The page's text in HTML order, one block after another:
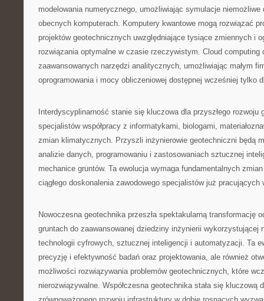
modelowania numerycznego, umożliwiając symulacje niemożliwe
obecnych komputerach. Komputery kwantowe mogą rozwiązać
projektów geotechnicznych uwzględniające tysiące zmiennych i
rozwiązania optymalne w czasie rzeczywistym. Cloud computing
zaawansowanych narzędzi analitycznych, umożliwiając małym
oprogramowania i mocy obliczeniowej dostępnej wcześniej tylko
Interdyscyplinarność stanie się kluczowa dla przyszłego rozwoju
specjalistów współpracy z informatykami, biologami,
zmian klimatycznych. Przyszli inżynierowie geotechniczni będą
analizie danych, programowaniu i zastosowaniach sztucznej
mechanice gruntów. Ta ewolucja wymaga fundamentalnych
ciągłego doskonalenia zawodowego specjalistów już pracujących
Nowoczesna geotechnika przeszła spektakularną transformację
gruntach do zaawansowanej dziedziny inżynierii wykorzystującej
technologii cyfrowych, sztucznej inteligencji i automatyzacji. Ta
precyzję i efektywność badań oraz projektowania, ale również
możliwości rozwiązywania problemów geotechnicznych, które
nierozwiązywalne. Współczesna geotechnika stała się kluczową